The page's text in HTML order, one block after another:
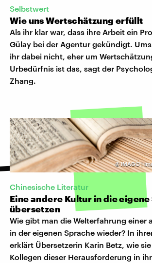
Selbstwert
Wie uns Wertschätzung erfüllt
Als ihr klar war, dass ihre Arbeit ein
Gülay bei der Agentur gekündigt.
ihr dabei nicht, eher um
Urbedürfnis ist das, sagt der
Zhang.
©IMAGO |
Chinesische Literatur
Eine andere Kultur in die
übersetzen
Wie gibt man die Welterfahrung einer
in der eigenen Sprache wieder? In
erklärt Übersetzerin Karin Betz, wie
Kollegen dieser Herausforderung in